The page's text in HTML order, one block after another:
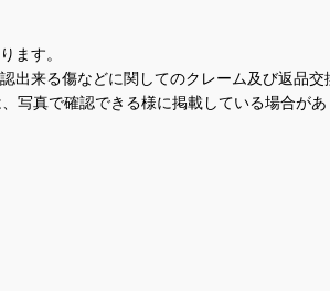
ます。
来る傷などに関してのクレーム及び返品
真で確認できる様に掲載している場合が